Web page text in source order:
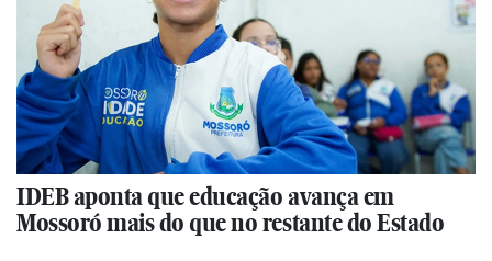
IDEB aponta que educação avança em
Mossoró mais do que no restante do Estado